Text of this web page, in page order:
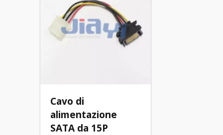
Cavo di
alimentazione
SATA da 15P